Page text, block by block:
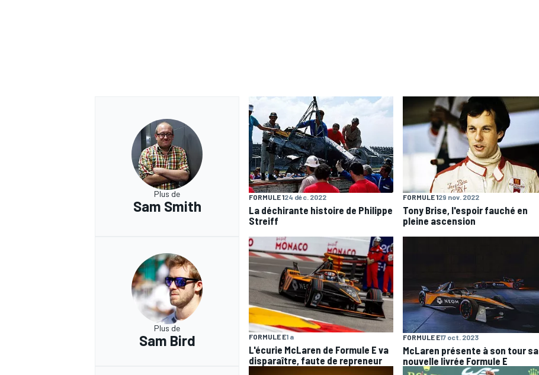
Plus de
Sam Smith
FORMULE 124 déc. 2022
La déchirante histoire de Philippe
Streiff
FORMULE 129 nov. 2022
Tony Brise, l'espoir fauché en
pleine ascension
Plus de
Sam Bird FORMULE E1 a
L'écurie McLaren de Formule E va
disparaître, faute de repreneur
FORMULE E17 oct. 2023
McLaren présente à son tour sa
nouvelle livrée Formule E